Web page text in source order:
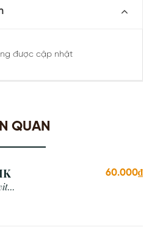
được cập nhật
QUAN
60.000₫